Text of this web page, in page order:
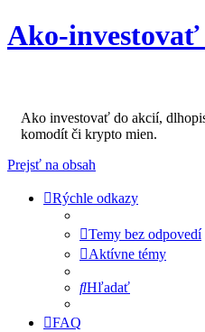
Ako-
Ako investovať do akcií,
komodít či krypto mien.
Prejsť na obsah
Rýchle odkazy
Temy bez odpovedí
Aktívne témy
Hľadať
FAQ